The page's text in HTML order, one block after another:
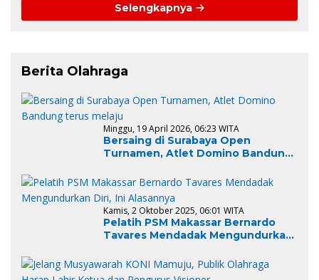
Selengkapnya
Berita Olahraga
Minggu, 19 April 2026, 06:23 WITA
Bersaing di Surabaya Open
Turnamen, Atlet Domino Bandung
Kamis, 2 Oktober 2025, 06:01 WITA
Pelatih PSM Makassar Bernardo
Tavares Mendadak Mengundurkan